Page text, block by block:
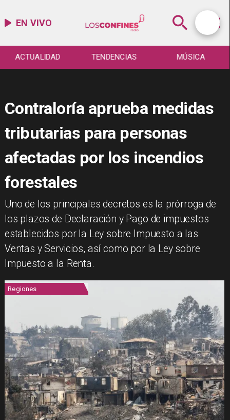
EN VIVO
ACTUALIDAD TENDENCIAS MÚSICA
Contraloría aprueba medidas
tributarias para personas
afectadas por los incendios
forestales
​Uno de los principales decretos es la prórroga de
los plazos de Declaración y Pago de impuestos
establecidos por la Ley sobre Impuesto a las
Ventas y Servicios, así como por la Ley sobre
Impuesto a la Renta.
Regiones